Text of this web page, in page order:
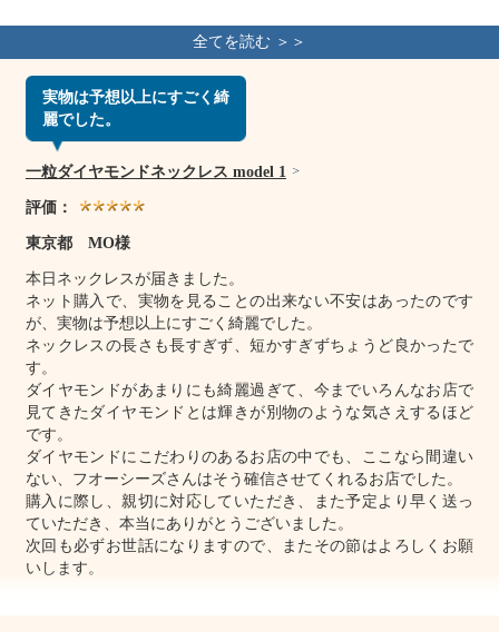
実物は予想以上にすごく綺
麗でした。
一粒ダイヤモンドネックレス model 1
評価：
東京都 MO様
本日ネックレスが届きました。
ネット購入で、実物を見ることの出来ない不安はあったのです
が、実物は予想以上にすごく綺麗でした。
ネックレスの長さも長すぎず、短かすぎずちょうど良かったで
す。
ダイヤモンドがあまりにも綺麗過ぎて、今までいろんなお店で
見てきたダイヤモンドとは輝きが別物のような気さえするほど
です。
ダイヤモンドにこだわりのあるお店の中でも、ここなら間違い
ない、フオーシーズさんはそう確信させてくれるお店でした。
購入に際し、親切に対応していただき、また予定より早く送っ
ていただき、本当にありがとうございました。
次回も必ずお世話になりますので、またその節はよろしくお願
いします。